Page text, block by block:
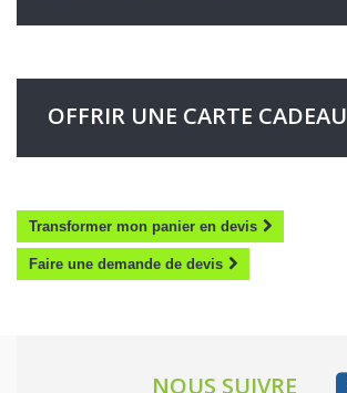
OFFRIR UNE CARTE CADEAU
Transformer mon panier en devis
Faire une demande de devis
NOUS SUIVRE